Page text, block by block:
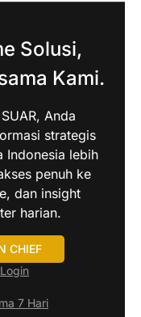
Solusi,
Kami.
Anda
strategis
Indonesia lebih
penuh ke
dan insight
harian.
CHIEF
Login
7 Hari